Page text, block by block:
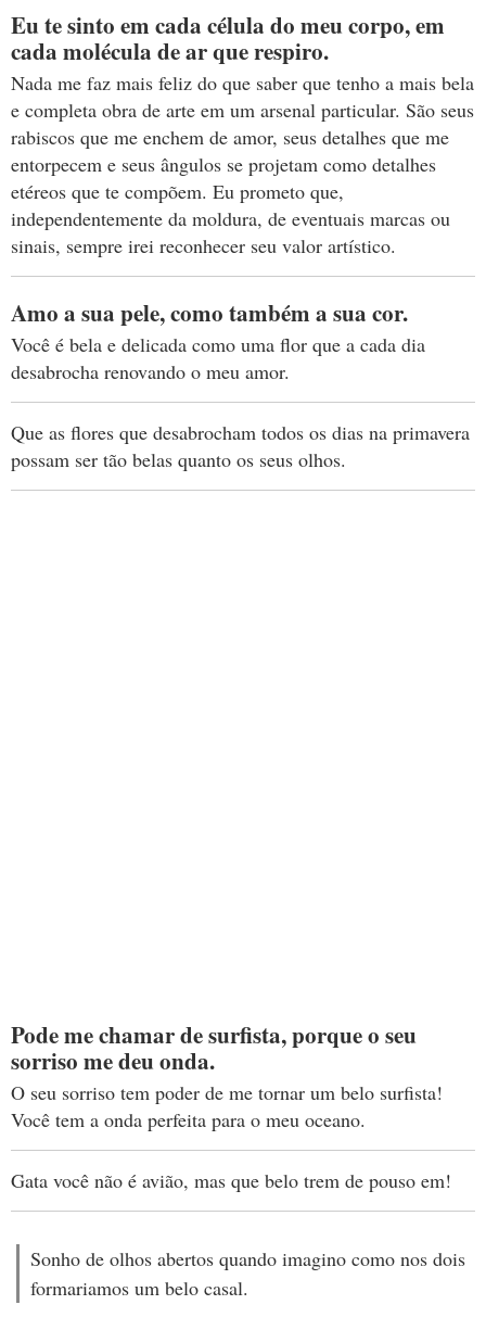
Eu te sinto em cada célula do meu corpo, em
cada molécula de ar que respiro.
Nada me faz mais feliz do que saber que tenho a mais bela
e completa obra de arte em um arsenal particular. São seus
rabiscos que me enchem de amor, seus detalhes que me
entorpecem e seus ângulos se projetam como detalhes
etéreos que te compõem. Eu prometo que,
independentemente da moldura, de eventuais marcas ou
sinais, sempre irei reconhecer seu valor artístico.
Amo a sua pele, como também a sua cor.
Você é bela e delicada como uma flor que a cada dia
desabrocha renovando o meu amor.
Que as flores que desabrocham todos os dias na primavera
possam ser tão belas quanto os seus olhos.
Pode me chamar de surfista, porque o seu
sorriso me deu onda.
O seu sorriso tem poder de me tornar um belo surfista!
Você tem a onda perfeita para o meu oceano.
Gata você não é avião, mas que belo trem de pouso em!
Sonho de olhos abertos quando imagino como nos dois
formariamos um belo casal.